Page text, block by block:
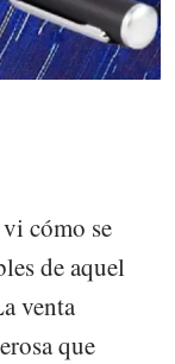
cómo se
de aquel
venta
que